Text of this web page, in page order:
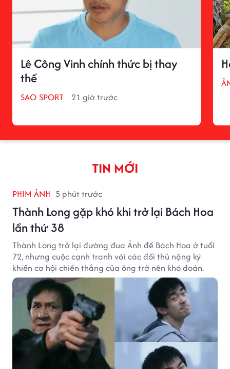
Lê Công Vinh chính thức bị thay
thế
SAO SPORT 21 giờ trước
TIN MỚI
PHIM ẢNH 5 phút trước
Thành Long gặp khó khi trở lại Bách Hoa
lần thứ 38
Thành Long trở lại đường đua Ảnh đế Bách Hoa ở tuổi
72, nhưng cuộc cạnh tranh với các đối thủ nặng ký
khiến cơ hội chiến thắng của ông trở nên khó đoán.